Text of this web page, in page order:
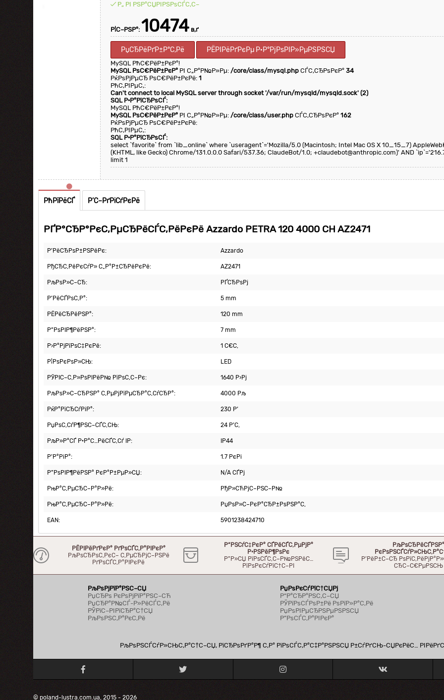
Р„ РІ РЅР°СЏРІРЅРѕСЃС‚С–
Р¦С–РЅР°: 10474 в‚ґ
РџСЂРёРґР±Р°С‚Рё РЁРІРёРґРєРµ Р·Р°РјРѕРІР»РµРЅРЅСЏ
MySQL РћС€РёР±РєР°!
MySQL РѕС€РёР±РєР° РІ С„Р°Р№Р»Рµ:/core/class/mysql.php СЃС‚СЂРѕРєР°34
РќРѕРјРµСЂ РѕС€РёР±РєРё:1
РћС‚РІРµС‚:
Can't connect to local MySQL server through socket '/var/run/mysqld/mysqld.sock' (2)
SQL Р·Р°РїСЂРѕСЃ:
MySQL РћС€РёР±РєР°!
MySQL РѕС€РёР±РєР° РІ С„Р°Р№Р»Рµ:/core/class/user.php СЃС‚СЂРѕРєР°162
РќРѕРјРµСЂ РѕС€РёР±РєРё:
РћС‚РІРµС‚:
SQL Р·Р°РїСЂРѕСЃ:
select `favorite` from `lib_online` where `useragent`='Mozilla/5.0 (Macintosh; Intel Mac OS X 10_15_7)
(KHTML, like Gecko) Chrome/131.0.0.0 Safari/537.36; ClaudeBot/1.0; +claudebot@anthropic.com)' AND
limit 1
РћРїРёСЃ Р’С–РґРіСѓРєРё
РҐР°СЂР°РєС‚РµСЂРёСЃС‚РёРєРё Azzardo PETRA 120 4000 CH AZ2471
Р’РёСЂРѕР±РЅРёРє: Azzardo
РђСЂС‚РёРєСѓР» С„Р°Р±СЂРёРєРё: AZ2471
РљРѕР»С–СЂ: РҐСЂРѕРј
Р’РёСЃРѕС‚Р°: 5 mm
РЁРёСЂРёРЅР°: 120 mm
Р”РѕРІР¶РёРЅР°: 7 mm
Р›Р°РјРїРѕС‡РєРё: 1 С€С‚
Р¦РѕРєРѕР»СЊ: LED
РЎРІС–С‚Р»РѕРІРёР№ РїРѕС‚С–Рє: 1640 Р›Рј
РљРѕР»С–СЂРЅР° С‚РµРјРїРµСЂР°С‚СѓСЂР°: 4000 Рљ
РќР°РїСЂСѓРіР°: 230 Р’
РџРѕС‚СѓР¶РЅС–СЃС‚СЊ: 24 Р’С‚
РљР»Р°СЃ Р·Р°С…РёСЃС‚Сѓ IP: IP44
Р’Р°РіР°: 1.7 РєРі
Р”РѕРІР¶РёРЅР° РєР°Р±РµР»СЏ: N/A СЃРј
РњР°С‚РµСЂС–Р°Р»Рё: РђР»СЋРјС–РЅС–Р№
РњР°С‚РµСЂС–Р°Р»Рё: РџРѕР»С–РєР°СЂР±РѕРЅР°С‚
EAN: 5901238424710
РЁРІРёРґРєР° РґРѕСЃС‚Р°РІРєР°
РљРѕСЂРѕС‚РєС– С‚РµСЂРјС–РЅРё
РґРѕСЃС‚Р°РІРєРё
Р“РЅСѓС‡РєР° СЃРёСЃС‚РµРјР°
Р·РЅРёР¶РѕРє
Р”Р»СЏ РїРѕСЃС‚С–Р№РЅРёС…
РїРѕРєСѓРїС†С–РІ
РљРѕСЂРёСЃРЅР°
Р’РёР±С–СЂ
СЂС–С€РµРЅСЊ
РљРѕРјРїР°РЅС–СЏ
РџСЂРѕ РєРѕРјРїР°РЅС–СЋ
РџСЂР°Р№СЃ-Р»РёСЃС‚Рё
РЎРїС–РІРїСЂР°С†СЏ
РљРѕРЅС‚Р°РєС‚Рё
РџРѕРєСѓРїС†СЏРј
Р“Р°СЂР°РЅС‚С–СЏ
РЎРїРѕСЃРѕР±Рё РѕРїР»Р°С‚Рё
РџРѕРІРµСЂРЅРµРЅРЅСЏ
Р”РѕСЃС‚Р°РІРєР°
РљРѕРЅСЃСѓР»СЊС‚Р°С†С–СЏ, РїСЂРѕРґР°Р¶ С‚Р° РїРѕСЃС‚Р°С‡Р°РЅРЅСЏ Р±СѓРґСЊ-СЏРєРёС…
© poland-lustra.com.ua, 2015 - 2026